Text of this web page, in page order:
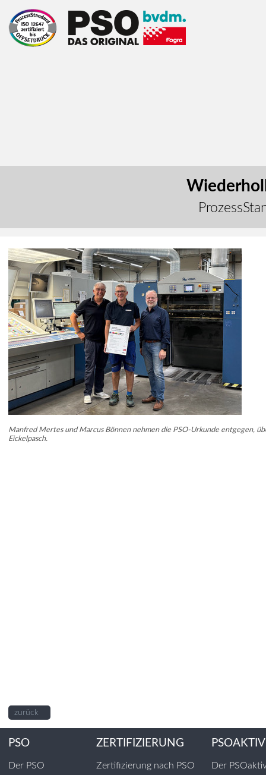
Manfred Mertes und Marcus Bönnen nehmen die PSO-Urkunde entgegen,
Eickelpasch.
zurück
PSO
Der PSO
ZERTIFIZIERUNG
Zertifizierung nach PSO
PSOAKTIV
Der